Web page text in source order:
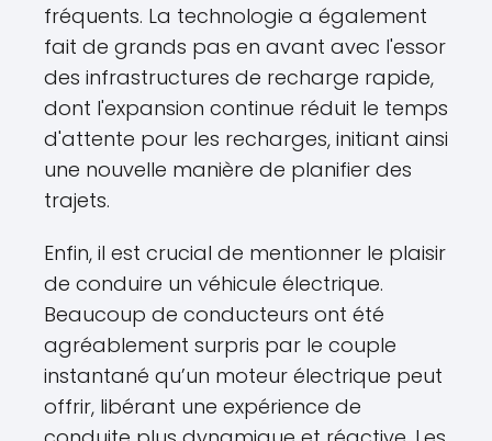
fréquents. La technologie a également
fait de grands pas en avant avec l'essor
des infrastructures de recharge rapide,
dont l'expansion continue réduit le temps
d'attente pour les recharges, initiant ainsi
une nouvelle manière de planifier des
trajets.
Enfin, il est crucial de mentionner le plaisir
de conduire un véhicule électrique.
Beaucoup de conducteurs ont été
agréablement surpris par le couple
instantané qu’un moteur électrique peut
offrir, libérant une expérience de